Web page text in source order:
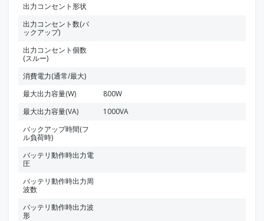
出力コンセント形状
出力コンセント数(バ
ックアップ)
出力コンセント個数
(スルー)
消費電力(通常/最大)
最大出力容量(W)
800W
最大出力容量(VA)
1000VA
バックアップ時間(フ
ル負荷時)
バッテリ動作時出力電
圧
バッテリ動作時出力周
波数
バッテリ動作時出力波
形